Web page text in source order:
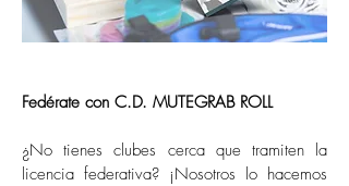
Fedérate con C.D. MUTEGRAB ROLL
¿No tienes clubes cerca que tramiten la
licencia federativa? ¡Nosotros lo hacemos